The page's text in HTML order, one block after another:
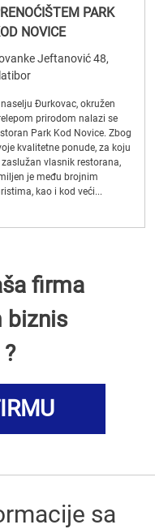
PARK
NOVICE
Jeftanović 48,
Đurkovac, okružen
prirodom nalazi se
Park Kod Novice. Zbog
kvalitetne ponude, za koju
zaslužan vlasnik restorana,
je među brojnim
kao i kod veći...
firma
biznis
sa